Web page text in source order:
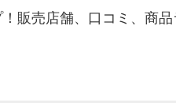
販売店舗、口コミ、商